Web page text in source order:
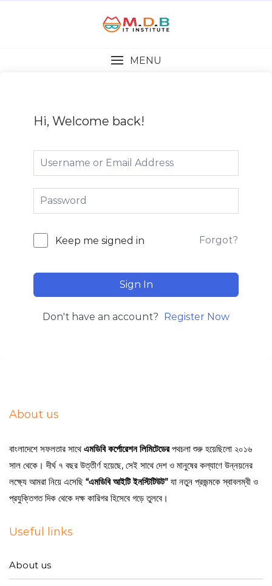
MENU
Hi, Welcome back!
Keep me signed in Forgot?
Sign In
Don't have an account? Register Now
About us
বাংলাদেশে সফলতার সাথেএমডিবি কর্পোরেশন লিমিটেডেরপথচলা শুরু হয়েছিলো ২০১৬
সাল থেকে। দীর্ঘ ৭ বছর উত্তীর্ণ হয়েছে, সেই সাথে দেশ ও মানুষের কল্যাণে উন্নয়নের
লক্ষ্যে আমরা নিয়ে এসেছি “এমডিবি আইটি ইনস্টিটিউট” যা নতুন প্রজন্মকে স্বাবলম্বী ও
প্রযুক্তিগত দিক থেকে দক্ষ কারিগর হিসেবে গড়ে তুলবে।
Useful links
About us